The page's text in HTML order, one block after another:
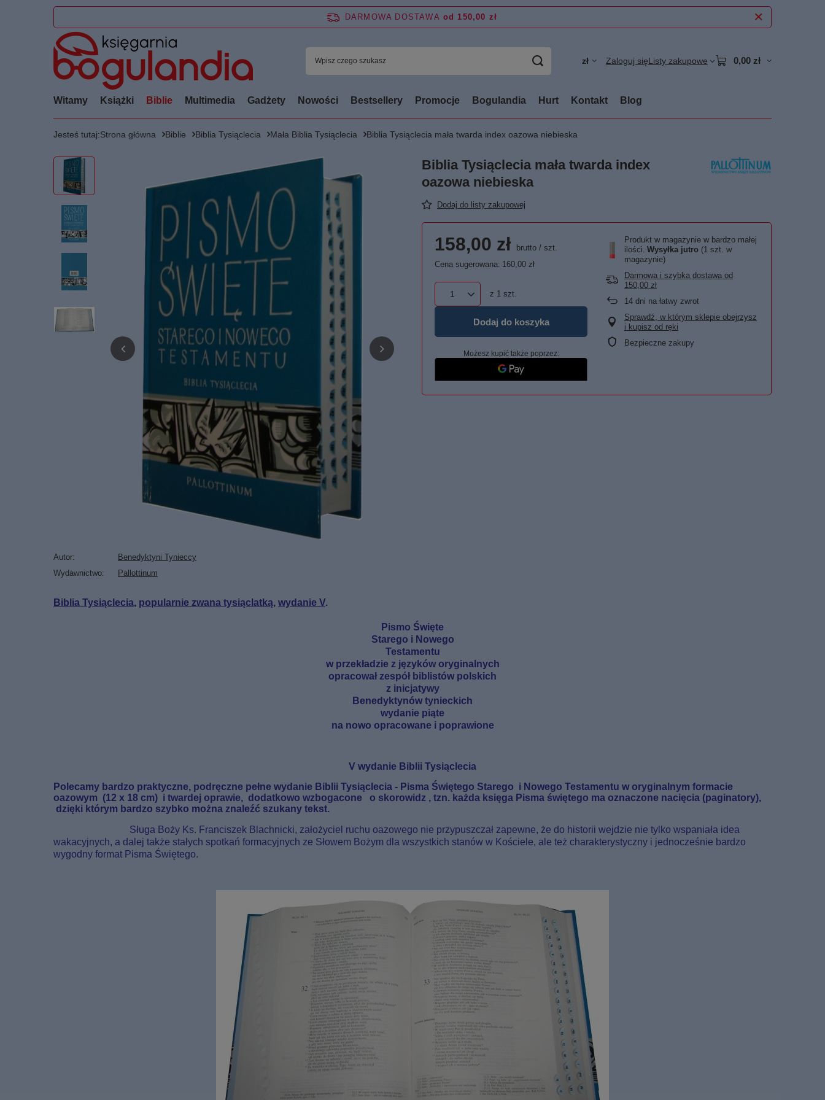
DARMOWA DOSTAWA od 150,00 zł
zł Zaloguj sięListy zakupowe 0,00 zł
Witamy Książki Biblie Multimedia Gadżety Nowości Bestsellery Promocje Bogulandia Hurt Kontakt Blog
Jesteś tutaj:Strona główna Biblie Biblia Tysiąclecia Mała Biblia Tysiąclecia Biblia Tysiąclecia mała twarda index oazowa niebieska
Biblia Tysiąclecia mała twarda index
oazowa niebieska
Dodaj do listy zakupowej
158,00 zł brutto / szt.
Cena sugerowana: 160,00 zł
z 1 szt.
Dodaj do koszyka
Możesz kupić także poprzez:
Produkt w magazynie w bardzo małej
ilości Wysyłka jutro (1 szt. w
magazynie)
Darmowa i szybka dostawa od
150,00 zł
14 dni na łatwy zwrot
Sprawdź, w którym sklepie obejrzysz
i kupisz od ręki
Bezpieczne zakupy
Autor
Benedyktyni Tynieccy
Wydawnictwo
Pallottinum
Biblia Tysiąclecia, popularnie zwana tysiąclatką, wydanie V.
Pismo Święte
Starego i Nowego
Testamentu
w przekładzie z języków oryginalnych
opracował zespół biblistów polskich
z inicjatywy
Benedyktynów tynieckich
wydanie piąte
na nowo opracowane i poprawione
V wydanie Biblii Tysiąclecia
Polecamy bardzo praktyczne, podręczne pełne wydanie Biblii Tysiąclecia - Pisma Świętego Starego i Nowego Testamentu w oryginalnym formacie
oazowym (12 x 18 cm) i twardej oprawie, dodatkowo wzbogacone o skorowidz , tzn. każda księga Pisma świętego ma oznaczone nacięcia (paginatory),
dzięki którym bardzo szybko można znaleźć szukany tekst.
Sługa Boży Ks. Franciszek Blachnicki, założyciel ruchu oazowego nie przypuszczał zapewne, że do historii wejdzie nie tylko wspaniała idea
wakacyjnych, a dalej także stałych spotkań formacyjnych ze Słowem Bożym dla wszystkich stanów w Kościele, ale też charakterystyczny i jednocześnie bardzo
wygodny format Pisma Świętego.